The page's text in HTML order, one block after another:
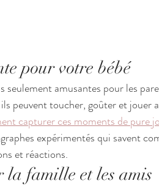
pour votre bébé
seulement amusantes pour les
peuvent toucher, goûter et jouer
capturer ces moments de pure
expérimentés qui savent
et réactions.
famille et les amis